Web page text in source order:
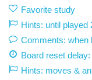
Favorite study
Hints: until played
Comments: when
Board reset
Hints: moves &